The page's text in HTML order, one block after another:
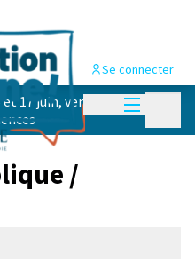
Menu
Se connecter
17 juin, venez voter !
/